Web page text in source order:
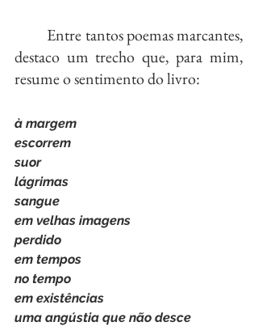
destaco um trecho que, para mim,
resume o sentimento do livro:
à margem
escorrem
suor
lágrimas
sangue
em velhas imagens
perdido
em tempos
no tempo
em existências
uma angústia que não desce